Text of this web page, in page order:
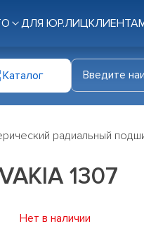
ДЛЯ ЮР.ЛИЦ
Каталог
радиальный
1307
Нет в наличии